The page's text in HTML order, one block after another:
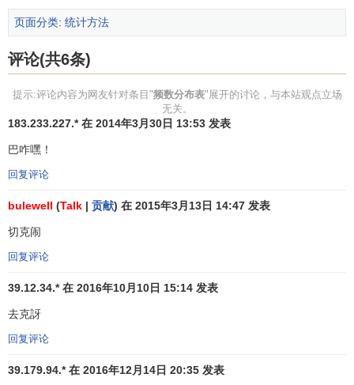
页面分类: 统计方法
评论(共6条)
提示:评论内容为网友针对条目"频数分布表"展开的讨论，与本站观点立场
无关。
183.233.227.* 在 2014年3月30日 13:53 发表
巴咋嘿！
回复评论
bulewell (Talk | 贡献) 在 2015年3月13日 14:47 发表
切克闹
回复评论
39.12.34.* 在 2016年10月10日 15:14 发表
去克訝
回复评论
39.179.94.* 在 2016年12月14日 20:35 发表